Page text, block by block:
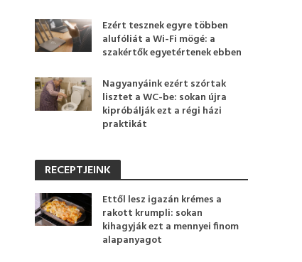
Ezért tesznek egyre többen
alufóliát a Wi-Fi mögé: a
szakértők egyetértenek ebben
Nagyanyáink ezért szórtak
lisztet a WC-be: sokan újra
kipróbálják ezt a régi házi
praktikát
RECEPTJEINK
Ettől lesz igazán krémes a
rakott krumpli: sokan
kihagyják ezt a mennyei finom
alapanyagot